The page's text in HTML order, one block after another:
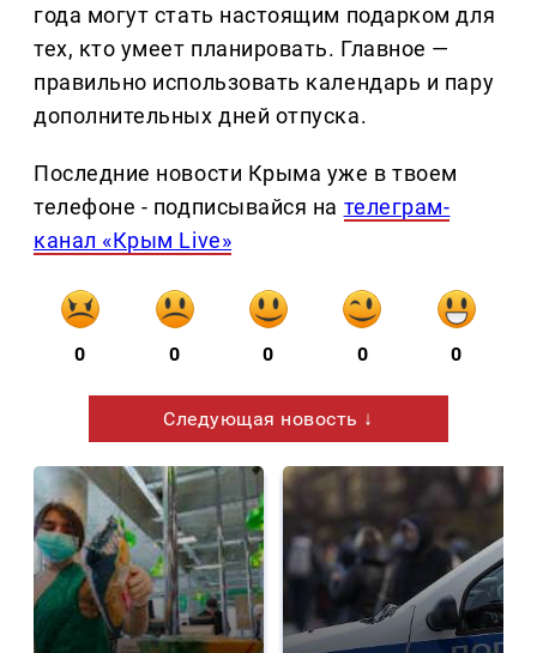
года могут стать настоящим подарком для
тех, кто умеет планировать. Главное —
правильно использовать календарь и пару
дополнительных дней отпуска.
Последние новости Крыма уже в твоем
телефоне - подписывайся на телеграм-
канал «Крым Live»
0 0 0 0 0
Следующая новость ↓